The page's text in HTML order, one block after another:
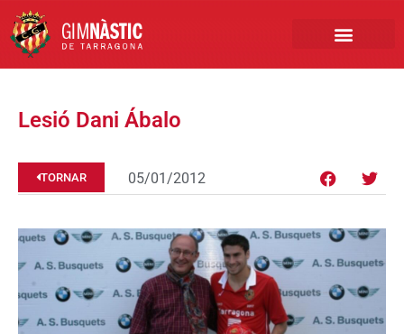
Lesió Dani Ábalo
TORNAR 05/01/2012